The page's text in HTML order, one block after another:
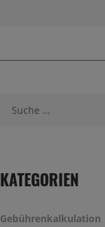
KATEGORIEN
Gebührenkalkulation